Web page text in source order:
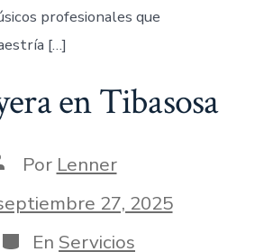
profesionales que
[…]
en Tibasosa
Por Lenner
27, 2025
Categorías
En Servicios